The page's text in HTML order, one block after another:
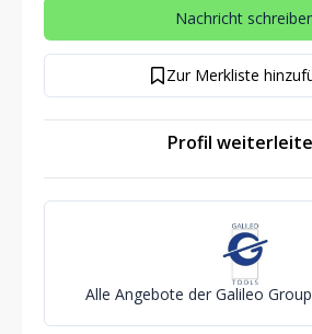
Nachricht
Zur Merkliste
Profil
Alle Angebote der Galileo